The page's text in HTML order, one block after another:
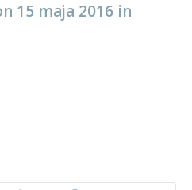
15 maja 2016 in